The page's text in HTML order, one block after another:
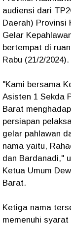
audiensi dari
Daerah) Provinsi
Gelar
bertempat di
Rabu (21/2/2024).
"Kami bersama
Asisten 1 Sekda
Barat
persiapan
gelar pahlawan
nama yaitu,
dan Bardanadi,"
Ketua Umum
Barat.
Ketiga nama
memenuhi